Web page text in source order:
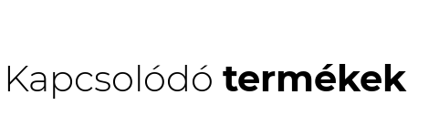
Kapcsolódó termékek